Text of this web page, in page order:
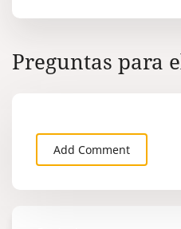
Preguntas para
Add Comment